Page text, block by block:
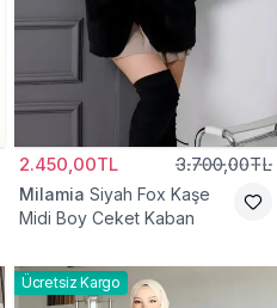
2.450,00TL 3.700,00TL
Milamia Siyah Fox Kaşe
Midi Boy Ceket Kaban
Ücretsiz Kargo